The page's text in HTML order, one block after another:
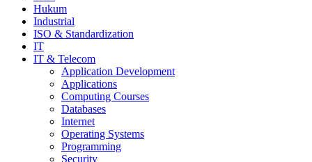
Hukum
Industrial
ISO & Standardization
IT
IT & Telecom
Application Development
Applications
Computing Courses
Databases
Internet
Operating Systems
Programming
Security